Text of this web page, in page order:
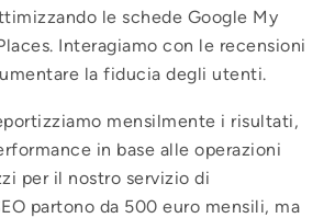
le schede Google My
Interagiamo con le recensioni
la fiducia degli utenti.
mensilmente i risultati,
in base alle operazioni
per il nostro servizio di
partono da 500 euro mensili, ma